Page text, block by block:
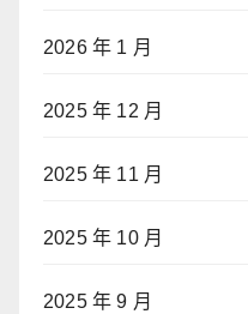
2026 年 1 月
2025 年 12 月
2025 年 11 月
2025 年 10 月
2025 年 9 月